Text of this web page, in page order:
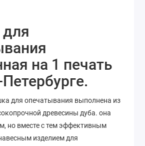
на 1 печать
для опечатывания выполнена из
древесины дуба. она
но вместе с тем эффективным
изделием для